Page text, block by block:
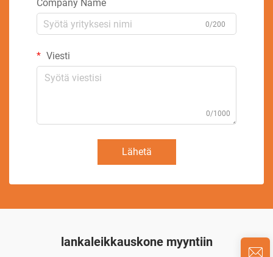
Company Name
0/200
Viesti
0/1000
Lähetä
lankaleikkauskone myyntiin